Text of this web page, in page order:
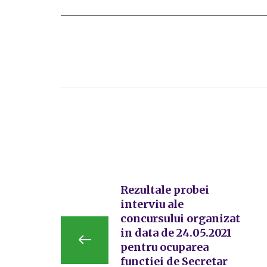
Rezultale probei
interviu ale
concursului organizat
in data de 24.05.2021
pentru ocuparea
functiei de Secretar